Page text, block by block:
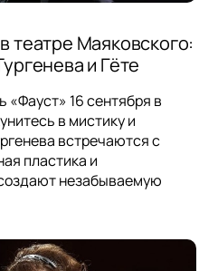
театре Маяковского:
и Гёте
«Фауст» 16 сентября в
в мистику и
встречаются с
пластика и
незабываемую